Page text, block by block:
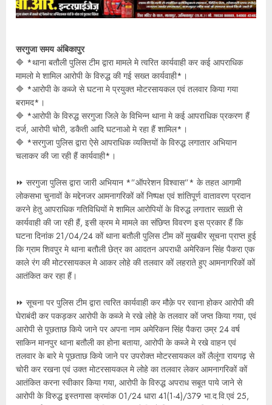
सरगुजा समय अंबिकापुर
🔷 *थाना बतौली पुलिस टीम द्वारा मामले मे त्वरित कार्यवाही कर कई आपराधिक
मामलो मे शामिल आरोपी के विरुद्ध की गई सख्त कार्यवाही*।
🔷 *आरोपी के कब्जे से घटना मे प्रयुक्त मोटरसायकल एवं तलवार किया गया
बरामद*।
🔷 *आरोपी के विरुद्ध सरगुजा जिले के विभिन्न थाना मे कई आपराधिक प्रकरण हैं
दर्ज, आरोपी चोरी, डकैती आदि घटनाओ मे रहा हैं शामिल*।
🔷 *सरगुजा पुलिस द्वारा ऐसे आपराधिक व्यक्तियों के विरुद्ध लगातार अभियान
चलाकर की जा रही हैं कार्यवाही*।
⏩ सरगुजा पुलिस द्वारा जारी अभियान *”ऑपरेशन विश्वास”* के तहत आगामी
लोकसभा चुनावों के मद्देनजर आमनागरिकों कों निष्पक्ष एवं शांतिपूर्ण वातावरण प्रदान
करने हेतु आपराधिक गतिविधियों मे शामिल आरोपियों के विरुद्ध लगातार सख़्ती से
कार्यवाही की जा रही हैं, इसी क्रम मे मामले का संछिप्त विवरण इस प्रकार हैं कि
घटना दिनांक 21/04/24 कों थाना बतौली पुलिस टीम कों मुखबीर सूचना प्राप्त हुई
कि ग्राम शिवपुर मे थाना बतौली छेत्र का आदतन अपराधी अमेरिकन सिंह पैकरा एक
काले रंग की मोटरसायकल मे आकर लोहे की तलवार कों लहराते हुए आमनागरिकों कों
आतंकित कर रहा हैं।
⏩ सूचना पर पुलिस टीम द्वारा त्वरित कार्यवाही कर मौक़े पर रवाना होकर आरोपी की
घेराबंदी कर पकड़कर आरोपी के कब्जे मे रखे लोहे के तलवार कों जप्त किया गया, एवं
आरोपी से पूछताछ किये जाने पर अपना नाम अमेरिकन सिंह पैकरा उम्र 24 वर्ष
साकिन मानपुर थाना बतौली का होना बताया, आरोपी के कब्जे मे रखे वाहन एवं
तलवार के बारे मे पूछताछ किये जाने पर उपरोक्त मोटरसायकल कों लैलूंगा रायगढ़ से
चोरी कर रखना एवं उक्त मोटरसायकल मे लोहे का तलवार लेकर आमनागरिकों कों
आतंकित करना स्वीकार किया गया, आरोपी के विरुद्ध अपराध सबूत पाये जाने से
आरोपी के विरुद्ध इस्तगासा क्रमांक 01/24 धारा 41(1-4)/379 भा.द.वि.एवं 25,